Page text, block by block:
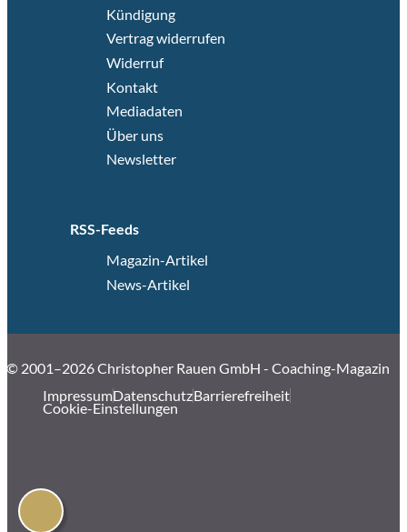
Kündigung
Vertrag widerrufen
Widerruf
Kontakt
Mediadaten
Über uns
Newsletter
RSS-Feeds
Magazin-Artikel
News-Artikel
© 2001–2026 Christopher Rauen GmbH - Coaching-Magazin
ImpressumDatenschutzBarrierefreiheit
Cookie-Einstellungen